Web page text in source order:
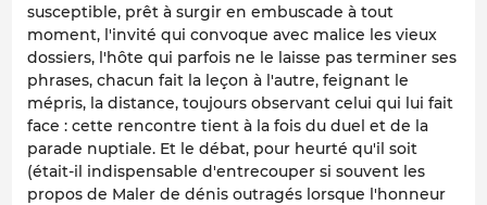
susceptible, prêt à surgir en embuscade à tout
moment, l'invité qui convoque avec malice les vieux
dossiers, l'hôte qui parfois ne le laisse pas terminer ses
phrases, chacun fait la leçon à l'autre, feignant le
mépris, la distance, toujours observant celui qui lui fait
face : cette rencontre tient à la fois du duel et de la
parade nuptiale. Et le débat, pour heurté qu'il soit
(était-il indispensable d'entrecouper si souvent les
propos de Maler de dénis outragés lorsque l'honneur